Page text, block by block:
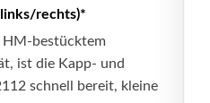
rechts)*
HM-bestücktem
ist die Kapp- und
schnell bereit, kleine